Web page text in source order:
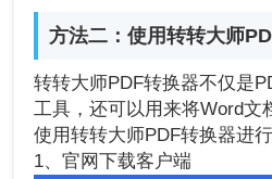
方法二：使用转转大师
转转大师PDF转换器不仅是
工具，还可以用来将Word文
使用转转大师PDF转换器进
1、官网下载客户端